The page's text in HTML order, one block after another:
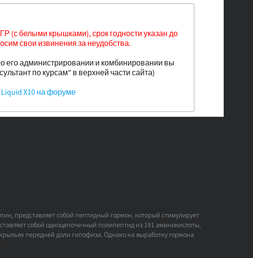
(с белыми крышками), срок годности указан до
свои извинения за неудобства.
его администрировании и комбинировании вы
по курсам" в верхней части сайта)
X10 на форуме
представляет собой пептидный гормон, который стимулирует
собой одноцепочечный полипептид из 191 аминокислоты,
передней доли гипофиза. Однако на выработку гормона